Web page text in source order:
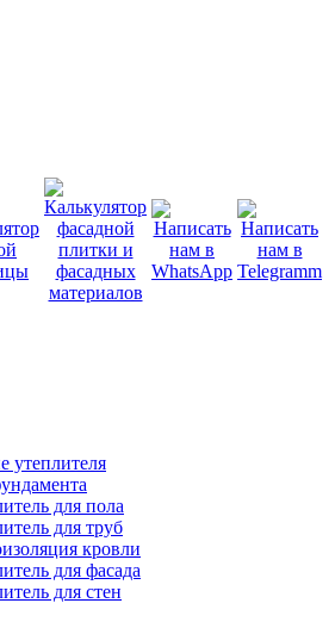
утеплителя
для пола
для труб
кровли
для фасада
для стен